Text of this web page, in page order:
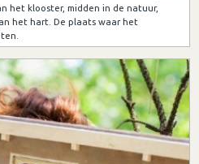
het klooster, midden in de natuur,
het hart. De plaats waar het